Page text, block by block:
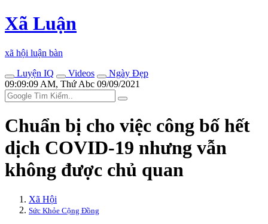
Xã Luận
xã hội luận bàn
Luyện IQ
Videos
Ngày Đẹp
09:09:09 AM, Thứ Abc 09/09/2021
Chuẩn bị cho việc công bố hết
dịch COVID-19 nhưng vẫn
không được chủ quan
Xã Hội
Sức Khỏe Cộng Đồng